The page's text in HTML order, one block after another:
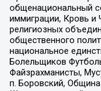
общенациональный
иммиграции, Кровь и
религиозных
общественного
национальное
Болельщиков
Файзрахманисты,
п. Боровский,